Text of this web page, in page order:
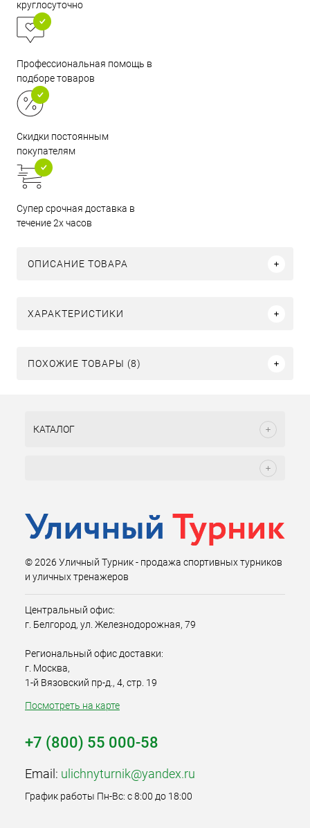
круглосуточно
Профессиональная помощь в
подборе товаров
Скидки постоянным
покупателям
Супер срочная доставка в
течение 2х часов
ОПИСАНИЕ ТОВАРА
ХАРАКТЕРИСТИКИ
ПОХОЖИЕ ТОВАРЫ (8)
КАТАЛОГ
© 2026 Уличный Турник - продажа спортивных турников
и уличных тренажеров
Центральный офис:
г. Белгород, ул. Железнодорожная, 79
Региональный офис доставки:
г. Москва,
1-й Вязовский пр-д., 4, стр. 19
Посмотреть на карте
+7 (800) 55 000-58
Email: ulichnyturnik@yandex.ru
График работы Пн-Вс: с 8:00 до 18:00